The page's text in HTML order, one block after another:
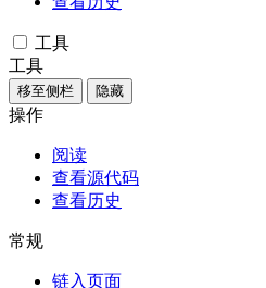
工具
工具
移至侧栏 隐藏
操作
阅读
查看源代码
查看历史
常规
链入页面